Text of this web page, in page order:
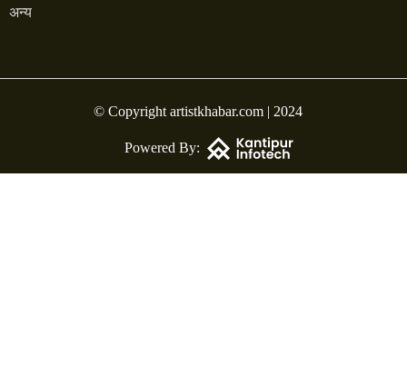
अन्य
© Copyright artistkhabar.com | 2024
Powered By: